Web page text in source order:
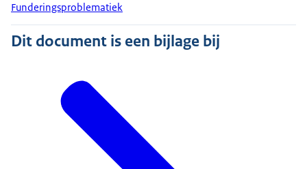
Funderingsproblematiek
Dit document is een bijlage bij